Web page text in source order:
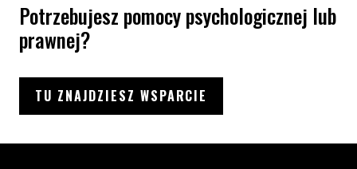
Potrzebujesz pomocy psychologicznej lub
prawnej?
TU ZNAJDZIESZ WSPARCIE